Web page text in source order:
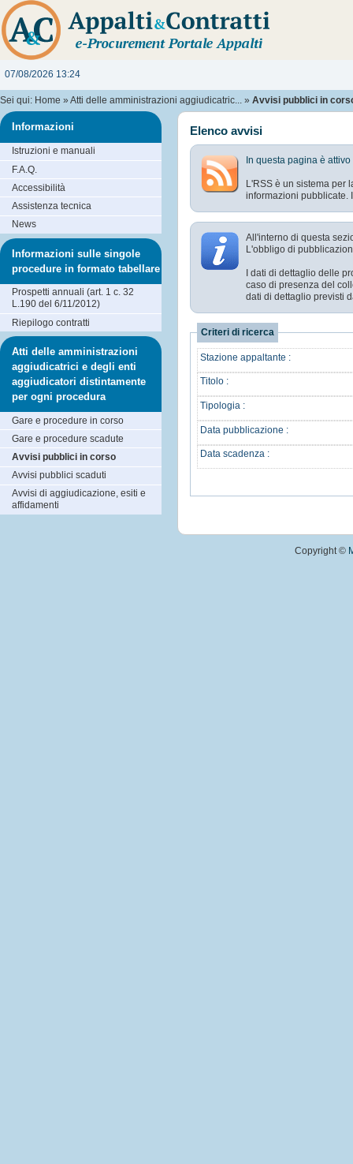
07/08/2026 13:24
Sei qui: Home » Atti delle amministrazioni aggiudicatric... » Avvisi pubblici in
Elenco avvisi
In questa pagina è
L'RSS è un sistema per
informazioni pubblicate.
All'interno di questa
L'obbligo di
I dati di dettaglio delle
caso di presenza del
dati di dettaglio previsti
Criteri di ricerca
Stazione appaltante :
Titolo :
Tipologia :
Data pubblicazione :
Data scadenza :
Informazioni
Istruzioni e manuali
F.A.Q.
Accessibilità
Assistenza tecnica
News
Informazioni sulle singole
procedure in formato tabellare
Prospetti annuali (art. 1 c. 32
L.190 del 6/11/2012)
Riepilogo contratti
Atti delle amministrazioni
aggiudicatrici e degli enti
aggiudicatori distintamente
per ogni procedura
Gare e procedure in corso
Gare e procedure scadute
Avvisi pubblici in corso
Avvisi pubblici scaduti
Avvisi di aggiudicazione, esiti e
affidamenti
Copyright ©